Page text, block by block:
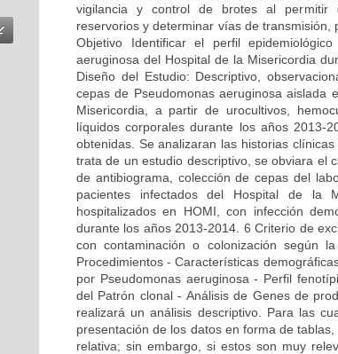
vigilancia y control de brotes al permitir
reservorios y determinar vías de transmisión,
Objetivo Identificar el perfil
aeruginosa del Hospital de la Misericordia
Diseño del Estudio: Descriptivo,
cepas de Pseudomonas aeruginosa aislada
Misericordia, a partir de urocultivos,
líquidos corporales durante los años 2013-
obtenidas. Se analizaran las historias
trata de un estudio descriptivo, se obviara el
de antibiograma, colección de cepas del
pacientes infectados del Hospital de la
hospitalizados en HOMI, con infección
durante los años 2013-2014. 6 Criterio de
con contaminación o colonización según
Procedimientos - Características
por Pseudomonas aeruginosa - Perfil
del Patrón clonal - Análisis de Genes de
realizará un análisis descriptivo. Para las
presentación de los datos en forma de
relativa; sin embargo, si estos son muy